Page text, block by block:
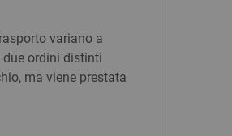
variano a
ordini distinti
ma viene prestata